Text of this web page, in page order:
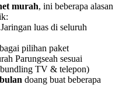
murah, ini beberapa alasan
luas di seluruh
pilihan paket
Parungseah sesuai
TV & telepon)
doang buat beberapa